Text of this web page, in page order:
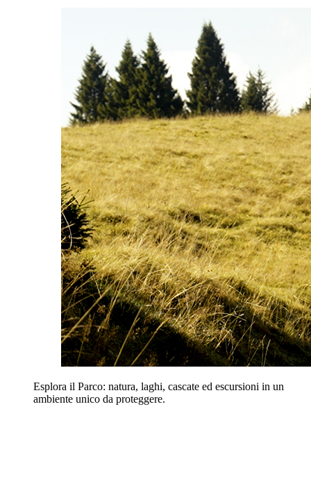
Esplora il Parco: natura, laghi, cascate ed escursioni in un
ambiente unico da proteggere.